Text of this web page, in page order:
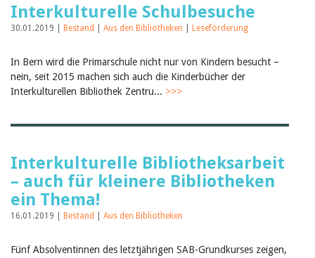
Schweizer Literatur
Alle Tags
Julie Greub
Birgit Libiszewski
Ursula Strahm
Felicitas Isler
Andrea Grichting
Therese von Weissenfluh
Nicole Rothen
Manuela Nyffeler-Lanker
Archiv
Interkulturelle Schulbesuche
30.01.2019 | Bestand Aus den Bibliotheken Leseförderung
In Bern wird die Primarschule nicht nur von Kindern besucht –
nein, seit 2015 machen sich auch die Kinderbücher der
Interkulturellen Bibliothek Zentru... >>>
Interkulturelle Bibliotheksarbeit
– auch für kleinere Bibliotheken
ein Thema!
16.01.2019 | Bestand Aus den Bibliotheken
Fünf Absolventinnen des letztjährigen SAB-Grundkurses zeigen,